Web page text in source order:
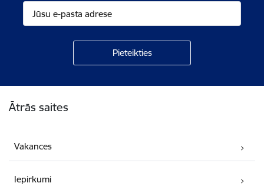
Ātrās saites
Vakances
Iepirkumi